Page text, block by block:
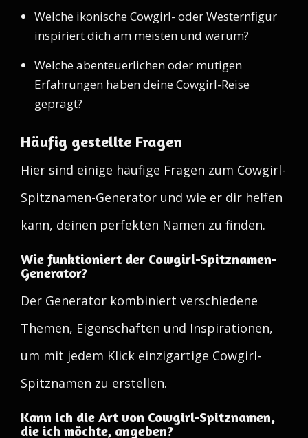
Welche ikonische Cowgirl- oder Westernfigur
inspiriert dich am meisten und warum?
Welche abenteuerlichen oder mutigen
Erfahrungen haben deine Cowgirl-Reise
geprägt?
Häufig gestellte Fragen
Hier sind einige häufige Fragen zum Cowgirl-
Spitznamen-Generator und wie er dir helfen
kann, deinen perfekten Namen zu finden.
Wie funktioniert der Cowgirl-Spitznamen-
Generator?
Der Generator kombiniert verschiedene
Themen, Eigenschaften und Inspirationen,
um mit jedem Klick einzigartige Cowgirl-
Spitznamen zu erstellen.
Kann ich die Art von Cowgirl-Spitznamen,
die ich möchte, angeben?